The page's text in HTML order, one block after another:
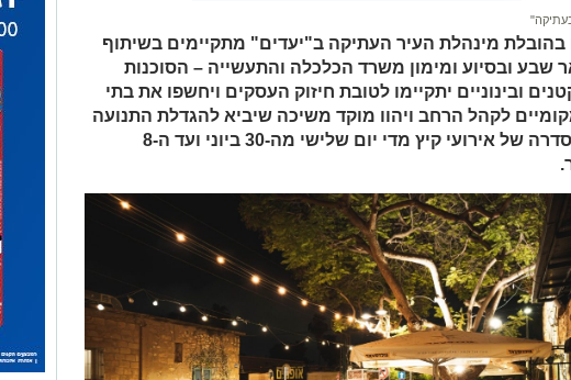
בהובלת מינהלת העיר העתיקה ב"יעדים" מתקיימים בשיתוף
שבע ובסיוע ומימון משרד הכלכלה והתעשייה – הסוכנות
ובינוניים יתקיימו לטובת חיזוק העסקים ויחשפו את בתי
לקהל הרחב ויהוו מוקד משיכה שיביא להגדלת התנועה
במרחב בסדרה של אירועי קיץ מדי יום שלישי מה-30 ביוני ועד ה-8